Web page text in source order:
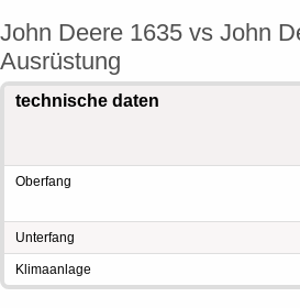
John Deere 1635 vs John
Ausrüstung
technische daten
Oberfang
Unterfang
Klimaanlage